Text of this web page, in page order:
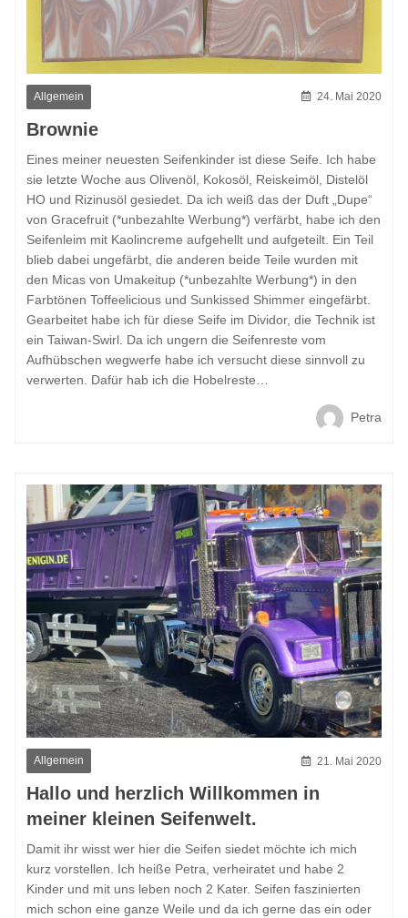
Allgemein 24. Mai 2020
Brownie
Eines meiner neuesten Seifenkinder ist diese Seife. Ich habe
sie letzte Woche aus Olivenöl, Kokosöl, Reiskeimöl, Distelöl
HO und Rizinusöl gesiedet. Da ich weiß das der Duft „Dupe“
von Gracefruit (*unbezahlte Werbung*) verfärbt, habe ich den
Seifenleim mit Kaolincreme aufgehellt und aufgeteilt. Ein Teil
blieb dabei ungefärbt, die anderen beide Teile wurden mit
den Micas von Umakeitup (*unbezahlte Werbung*) in den
Farbtönen Toffeelicious und Sunkissed Shimmer eingefärbt.
Gearbeitet habe ich für diese Seife im Dividor, die Technik ist
ein Taiwan-Swirl. Da ich ungern die Seifenreste vom
Aufhübschen wegwerfe habe ich versucht diese sinnvoll zu
verwerten. Dafür hab ich die Hobelreste…
Petra
Allgemein 21. Mai 2020
Hallo und herzlich Willkommen in
meiner kleinen Seifenwelt.
Damit ihr wisst wer hier die Seifen siedet möchte ich mich
kurz vorstellen. Ich heiße Petra, verheiratet und habe 2
Kinder und mit uns leben noch 2 Kater. Seifen faszinierten
mich schon eine ganze Weile und da ich gerne das ein oder